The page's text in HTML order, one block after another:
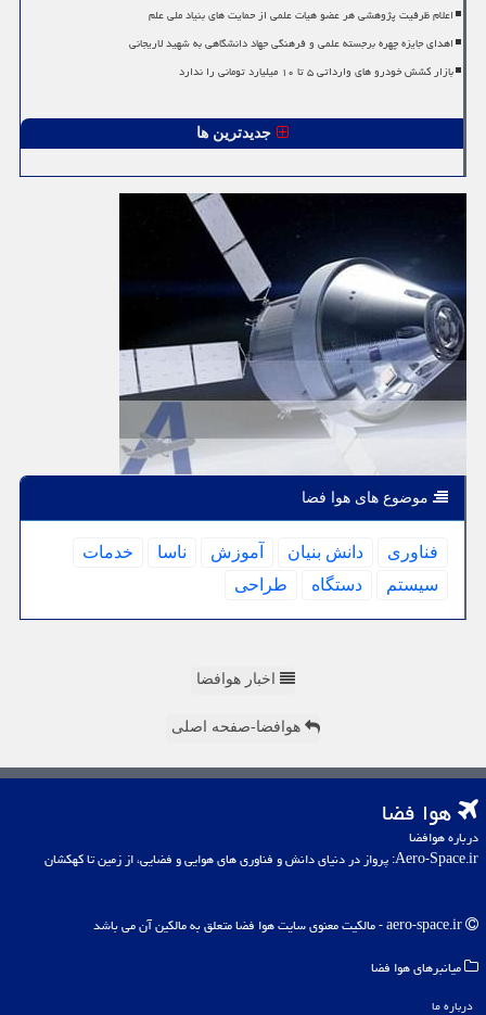
اعلام ظرفیت پژوهشی هر عضو هیات علمی از حمایت های بنیاد ملی علم
اهدای جایزه چهره برجسته علمی و فرهنگی جهاد دانشگاهی به شهید لاریجانی
بازار کشش خودرو های وارداتی ۵ تا ۱۰ میلیارد تومانی را ندارد
جدیدترین ها
موضوع های هوا فضا
فناوری دانش بنیان آموزش ناسا
خدمات
سیستم
دستگاه طراحی
اخبار هوافضا
هوافضا-صفحه اصلی
هوا فضا
درباره هوافضا
Aero-Space.ir: پرواز در دنیای دانش و فناوری های هوایی و فضایی، از زمین تا کهکشان
میانبرهای هوا فضا
درباره ما